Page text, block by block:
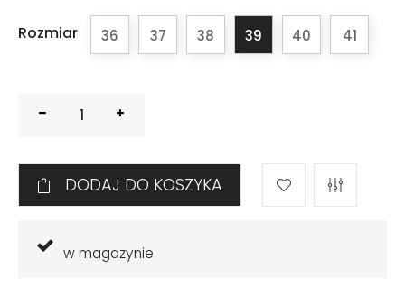
Rozmiar 36 37 38 39 40 41
DODAJ DO KOSZYKA
w magazynie